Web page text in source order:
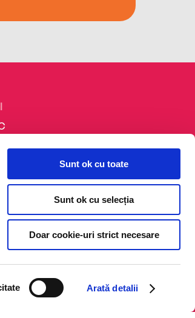
Arată detalii
Sunt ok cu toate
Sunt ok cu selecția
Doar cookie-uri strict necesare
de confidențialitate
și condiții